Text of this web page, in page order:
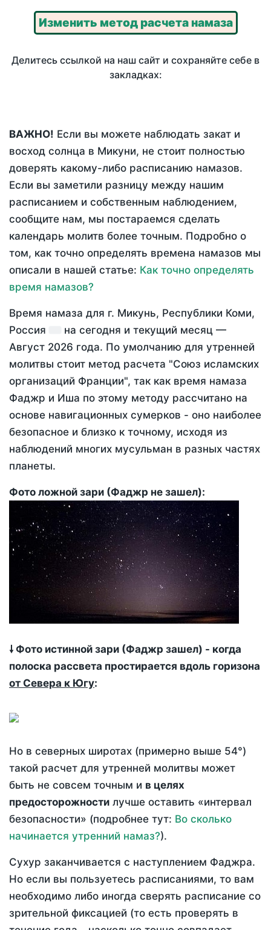
Изменить метод расчета намаза
Делитесь ссылкой на наш сайт и сохраняйте себе в
закладках:
ВАЖНО! Если вы можете наблюдать закат и
восход солнца в Микуни, не стоит полностью
доверять какому-либо расписанию намазов.
Если вы заметили разницу между нашим
расписанием и собственным наблюдением,
сообщите нам, мы постараемся сделать
календарь молитв более точным. Подробно о
том, как точно определять времена намазов мы
описали в нашей статье: Как точно определять
время намазов?
Время намаза для г. Микунь, Республики Коми,
Россия
на сегодня и текущий месяц —
Август 2026 года. По умолчанию для утренней
молитвы стоит метод расчета "Союз исламских
организаций Франции", так как время намаза
Фаджр и Иша по этому методу рассчитано на
основе навигационных сумерков - оно наиболее
безопасное и близко к точному, исходя из
наблюдений многих мусульман в разных частях
планеты.
Фото ложной зари (Фаджр не зашел):
🠗 Фото истинной зари (Фаджр зашел) - когда
полоска рассвета простирается вдоль горизона
от Севера к Югу:
Но в северных широтах (примерно выше 54°)
такой расчет для утренней молитвы может
быть не совсем точным и в целях
предосторожности лучше оставить «интервал
безопасности» (подробнее тут: Во сколько
начинается утренний намаз?).
Сухур заканчивается с наступлением Фаджра.
Но если вы пользуетесь расписаниями, то вам
необходимо либо иногда сверять расписание со
зрительной фиксацией (то есть проверять в